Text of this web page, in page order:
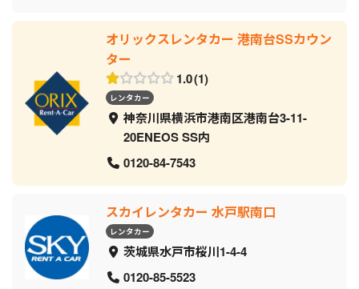
オリックスレンタカー 港南台SSカウン
ター
1.0 1
レンタカー
神奈川県横浜市港南区港南台3-11-
20ENEOS SS内
0120-84-7543
スカイレンタカー 水戸駅南口
レンタカー
茨城県水戸市桜川1-4-4
0120-85-5523